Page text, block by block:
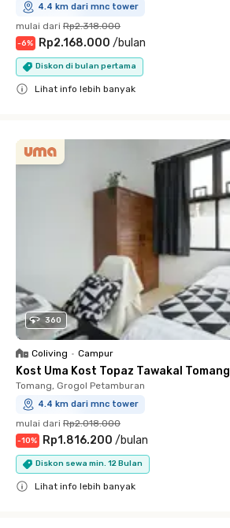
4.4 km dari mnc tower
mulai dari Rp2.318.000
-6% Rp2.168.000 /bulan
Diskon di bulan pertama
Lihat info lebih banyak
360
Coliving • Campur
Kost Uma Kost Topaz Tawakal Tomang
Tomang, Grogol Petamburan
4.4 km dari mnc tower
mulai dari Rp2.018.000
-10% Rp1.816.200 /bulan
Diskon sewa min. 12 Bulan
Lihat info lebih banyak